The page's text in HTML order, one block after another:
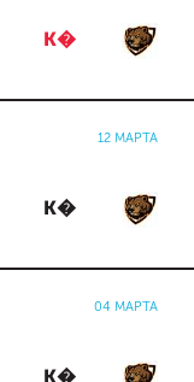
К�
12 МАРТА
К�
04 МАРТА
К�